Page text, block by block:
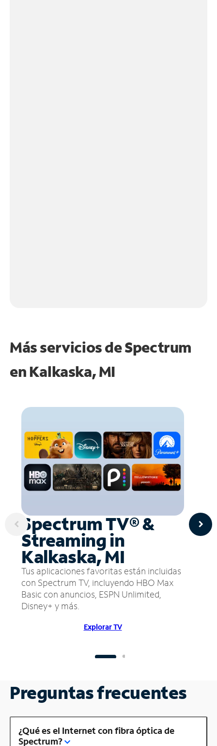
Más servicios de Spectrum
en Kalkaska, MI
Spectrum TV® &
Streaming in
Kalkaska, MI
Tus aplicaciones favoritas están incluidas
con Spectrum TV, incluyendo HBO Max
Basic con anuncios, ESPN Unlimited,
Disney+ y más.
Explorar TV
Preguntas frecuentes
¿Qué es el Internet con fibra óptica de
Spectrum?